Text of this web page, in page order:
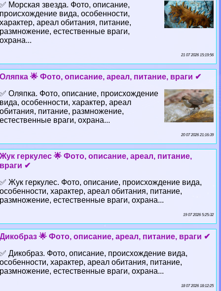
✅ Морская звезда. Фото, описание,
происхождение вида, особенности,
хаpaктер, ареал обитания, питание,
размножение, естественные враги,
охрана...
21 07 2026 15:19:56
Оляпка 🌟 Фото, описание, ареал, питание, враги ✔
✅ Оляпка. Фото, описание, происхождение
вида, особенности, хаpaктер, ареал
обитания, питание, размножение,
естественные враги, охрана...
20 07 2026 21:16:39
Жук геркулес 🌟 Фото, описание, ареал, питание,
враги ✔
✅ Жук геркулес. Фото, описание, происхождение вида,
особенности, хаpaктер, ареал обитания, питание,
размножение, естественные враги, охрана...
19 07 2026 5:25:32
Дикобраз 🌟 Фото, описание, ареал, питание, враги ✔
✅ Дикобраз. Фото, описание, происхождение вида,
особенности, хаpaктер, ареал обитания, питание,
размножение, естественные враги, охрана...
18 07 2026 18:12:25